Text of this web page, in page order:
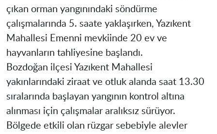
çıkan orman yangınındaki söndürme
çalışmalarında 5. saate yaklaşırken, Yazıkent
Mahallesi Emenni mevkiinde 20 ev ve
hayvanların tahliyesine başlandı.
Bozdoğan ilçesi Yazıkent Mahallesi
yakınlarındaki ziraat ve otluk alanda saat 13.30
sıralarında başlayan yangının kontrol altına
alınması için çalışmalar aralıksız sürüyor.
Bölgede etkili olan rüzgar sebebiyle alevler